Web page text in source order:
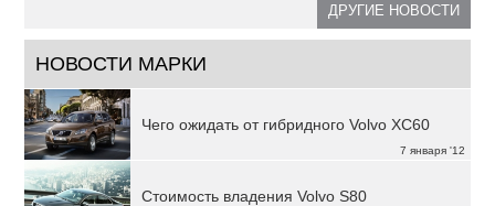
ДРУГИЕ НОВОСТИ
НОВОСТИ МАРКИ
7 января '12
Чего ожидать от гибридного Volvo XC60
Стоимость владения Volvo S80